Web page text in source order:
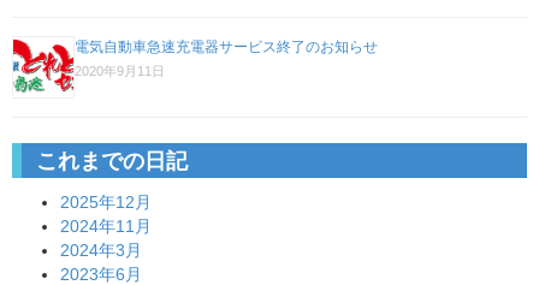
電気自動車急速充電器サービス終了のお知らせ
2020年9月11日
これまでの日記
2025年12月
2024年11月
2024年3月
2023年6月